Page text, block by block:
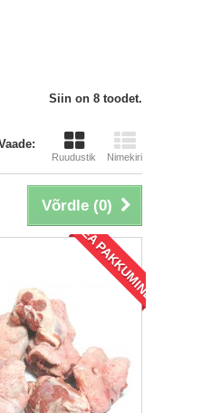
Siin on 8 toodet.
Ruudustik Nimekiri
Võrdle (0)
HEA PAKKUMINE!